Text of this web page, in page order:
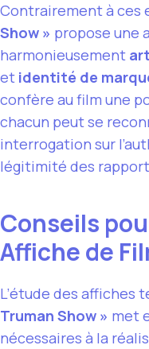
Contrairement à ces
Show » propose une
harmonieusement
et identité de
confère au film une
chacun peut se
interrogation sur
légitimité des
Conseils
Affiche de
L’étude des affiches
Truman Show » met
nécessaires à la